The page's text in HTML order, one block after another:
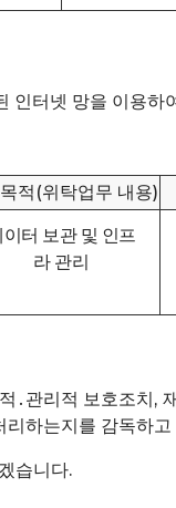
인터넷 망을 이용하
적(위탁업무 내용)
터 보관 및 인프
라 관리
․관리적 보호조치,
하는지를 감독하고
습니다.